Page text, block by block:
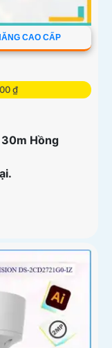
CAO CẤP
₫
30m Hồng